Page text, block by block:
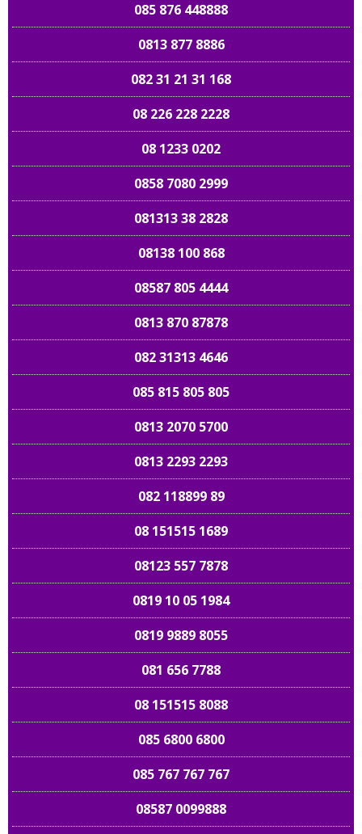
085 876 448888
0813 877 8886
082 31 21 31 168
08 226 228 2228
08 1233 0202
0858 7080 2999
081313 38 2828
08138 100 868
08587 805 4444
0813 870 87878
082 31313 4646
085 815 805 805
0813 2070 5700
0813 2293 2293
082 118899 89
08 151515 1689
08123 557 7878
0819 10 05 1984
0819 9889 8055
081 656 7788
08 151515 8088
085 6800 6800
085 767 767 767
08587 0099888